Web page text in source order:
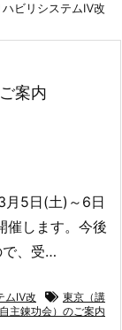
ハビリシステムⅣ改
案内
月5日(土)～6日
催します。今後
で、受…
ムⅣ改
東京（講
主錬功会）のご案内